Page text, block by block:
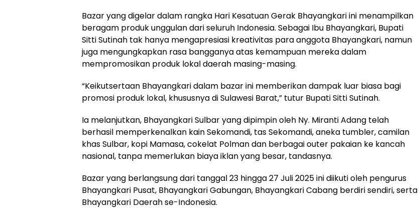
Bazar yang digelar dalam rangka Hari Kesatuan Gerak Bhayangkari ini menampilkan
beragam produk unggulan dari seluruh Indonesia. Sebagai Ibu Bhayangkari, Bupati
Sitti Sutinah tak hanya mengapresiasi kreativitas para anggota Bhayangkari, namun
juga mengungkapkan rasa bangganya atas kemampuan mereka dalam
mempromosikan produk lokal daerah masing-masing.
“Keikutsertaan Bhayangkari dalam bazar ini memberikan dampak luar biasa bagi
promosi produk lokal, khususnya di Sulawesi Barat,” tutur Bupati Sitti Sutinah.
Ia melanjutkan, Bhayangkari Sulbar yang dipimpin oleh Ny. Miranti Adang telah
berhasil memperkenalkan kain Sekomandi, tas Sekomandi, aneka tumbler, camilan
khas Sulbar, kopi Mamasa, cokelat Polman dan berbagai outer pakaian ke kancah
nasional, tanpa memerlukan biaya iklan yang besar, tandasnya.
Bazar yang berlangsung dari tanggal 23 hingga 27 Juli 2025 ini diikuti oleh pengurus
Bhayangkari Pusat, Bhayangkari Gabungan, Bhayangkari Cabang berdiri sendiri, serta
Bhayangkari Daerah se-Indonesia.